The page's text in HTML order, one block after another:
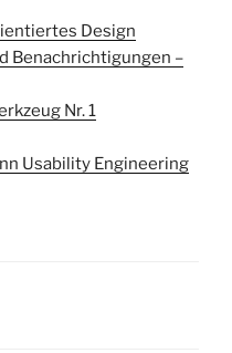
Design
Benachrichtigungen –
Nr. 1
Usability Engineering